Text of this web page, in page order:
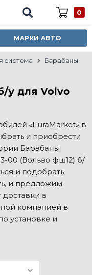
0
МАРКИ АВТО
система
Барабаны
у для Volvo
«FuraMarket» в
и приобрести
Барабаны
00 (Вольво фш12) б/
и подобрать
и предложим
в
компанией в
установке и